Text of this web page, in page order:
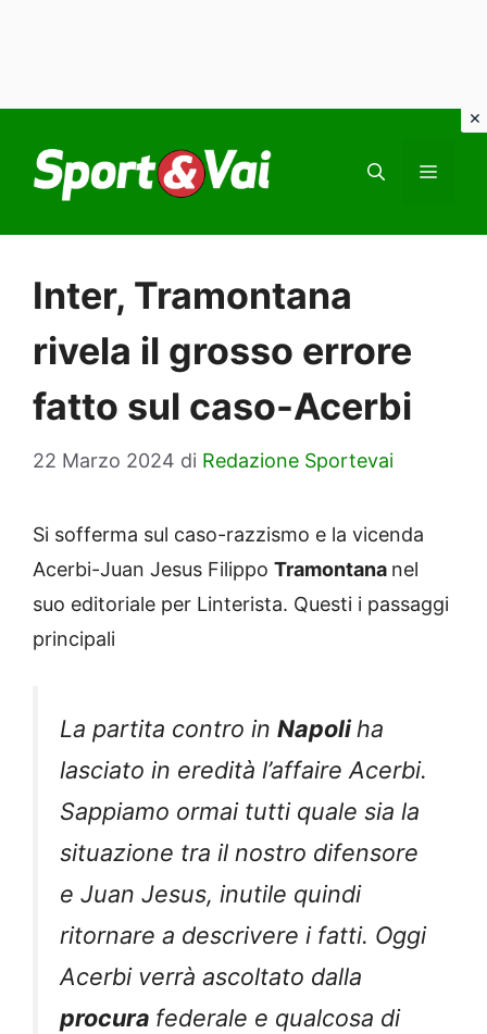
contenuto
Inter, Tramontana
rivela il grosso errore
fatto sul caso-Acerbi
22 Marzo 2024 di Redazione Sportevai
Si sofferma sul caso-razzismo e la vicenda
Acerbi-Juan Jesus Filippo Tramontana nel
suo editoriale per Linterista. Questi i passaggi
principali
La partita contro in Napoliha
lasciato in eredità l’affaire Acerbi.
Sappiamo ormai tutti quale sia la
situazione tra il nostro difensore
e Juan Jesus, inutile quindi
ritornare a descrivere i fatti. Oggi
Acerbi verrà ascoltato dalla
procura federale e qualcosa di